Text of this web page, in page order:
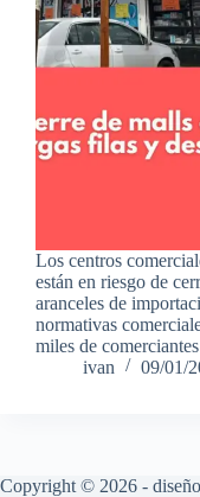
Los centros
están en riesgo de
aranceles de
normativas
miles de
ivan
09/01/
Copyright © 2026 -